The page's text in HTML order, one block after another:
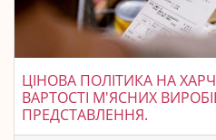
ЦІНОВА ПОЛІТИКА НА
ВАРТОСТІ М'ЯСНИХ
ПРЕДСТАВЛЕННЯ.